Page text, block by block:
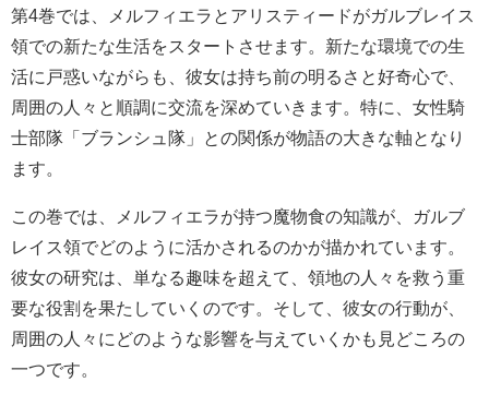
第4巻では、メルフィエラとアリスティードがガルブレイス
領での新たな生活をスタートさせます。新たな環境での生
活に戸惑いながらも、彼女は持ち前の明るさと好奇心で、
周囲の人々と順調に交流を深めていきます。特に、女性騎
士部隊「ブランシュ隊」との関係が物語の大きな軸となり
ます。
この巻では、メルフィエラが持つ魔物食の知識が、ガルブ
レイス領でどのように活かされるのかが描かれています。
彼女の研究は、単なる趣味を超えて、領地の人々を救う重
要な役割を果たしていくのです。そして、彼女の行動が、
周囲の人々にどのような影響を与えていくかも見どころの
一つです。